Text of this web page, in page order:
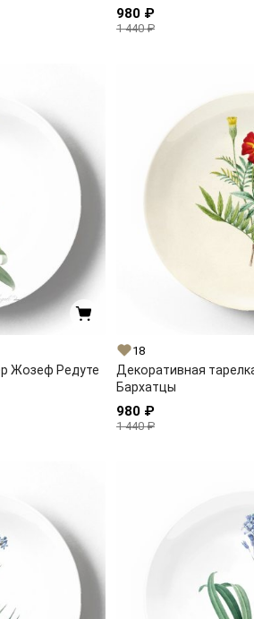
980 ₽
1 440 ₽
Жозеф Редуте
18
Декоративная
Бархатцы
980 ₽
1 440 ₽